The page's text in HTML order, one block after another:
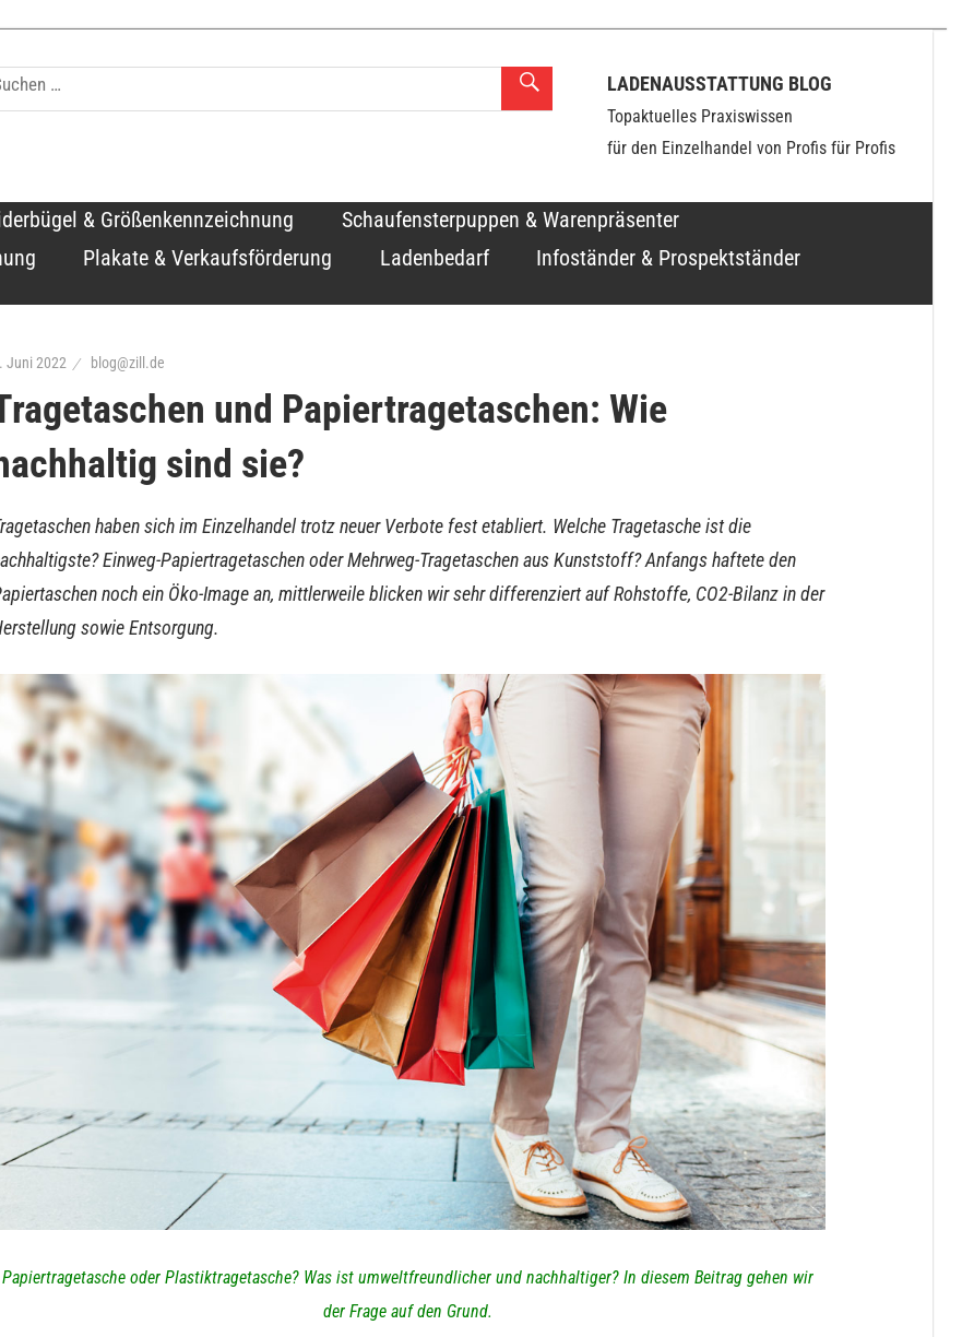
LADENAUSSTATTUNG BLOG
Topaktuelles Praxiswissen
für den Einzelhandel von Profis für Profis
& Größenkennzeichnung
Schaufensterpuppen & Warenpräsenter
Plakate & Verkaufsförderung Ladenbedarf Infoständer & Prospektständer
Juni 2022 blog@zill.de
und Papiertragetaschen: Wie
sind sie?
haben sich im Einzelhandel trotz neuer Verbote fest etabliert. Welche Tragetasche ist die
Einweg-Papiertragetaschen oder Mehrweg-Tragetaschen aus Kunststoff? Anfangs haftete den
noch ein Öko-Image an, mittlerweile blicken wir sehr differenziert auf Rohstoffe, CO2-Bilanz in der
sowie Entsorgung.
Papiertragetasche oder Plastiktragetasche? Was ist umweltfreundlicher und nachhaltiger? In diesem Beitrag gehen wir
der Frage auf den Grund.